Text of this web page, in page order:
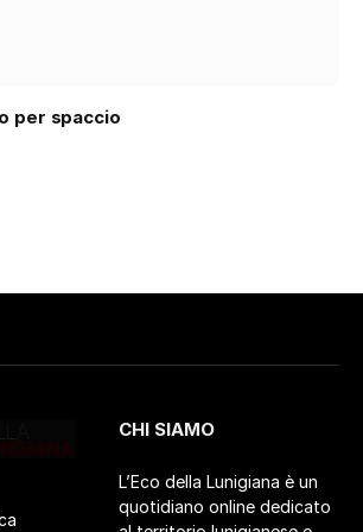
per spaccio
CHI SIAMO
L’Eco della Lunigiana è un
quotidiano online dedicato